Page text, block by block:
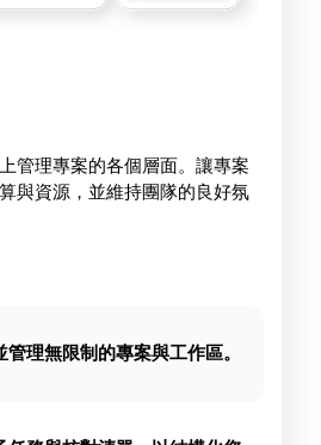
管理專案的各個層面。讓專案
與資源，並維持團隊的良好氛
理無限制的專案與工作區。